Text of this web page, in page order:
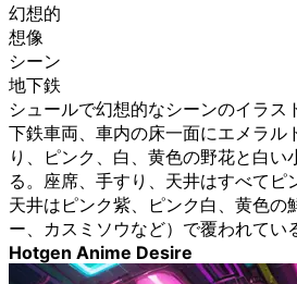
幻想的
想像
シーン
地下鉄
シュールで幻想的なシーンのイラス
下鉄車両、車内の床一面にエメラル
り、ピンク、白、黄色の野花と白い
る。座席、手すり、天井はすべてピ
天井はピンク紫、ピンク白、黄色の
ー、カスミソウなど）で覆われてい
Hotgen Anime Desire